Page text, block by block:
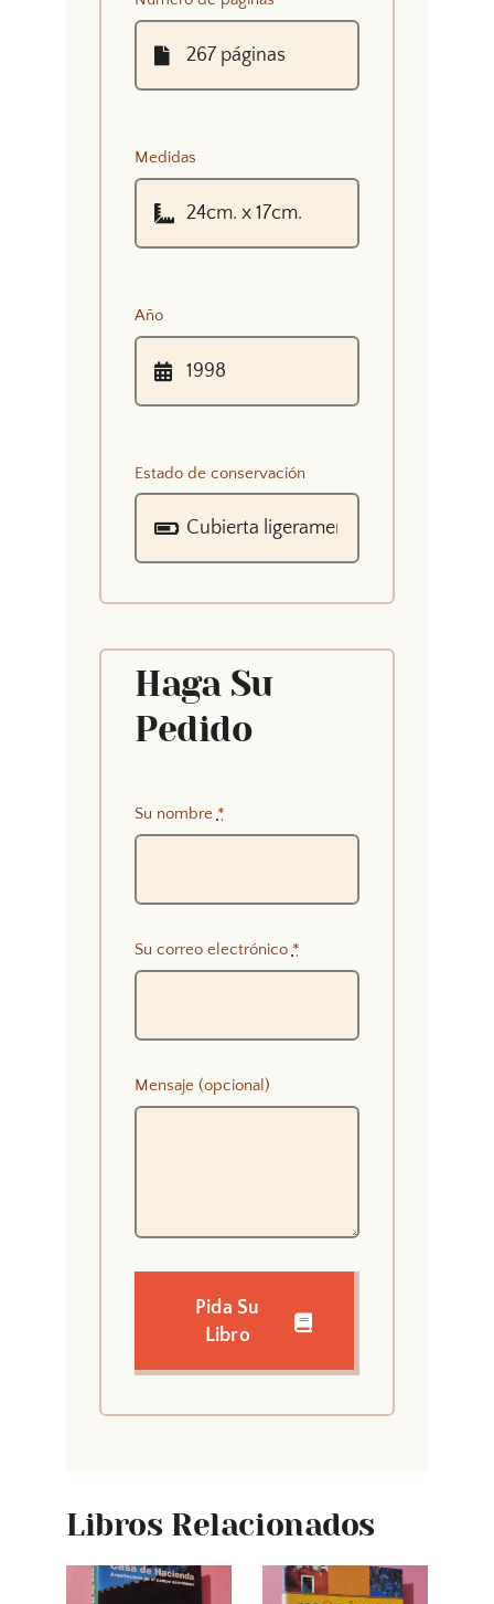
Medidas
Año
Estado de conservación
Haga Su
Pedido
Su nombre *
Su correo electrónico *
Mensaje (opcional)
Pida Su
Libro
Libros Relacionados